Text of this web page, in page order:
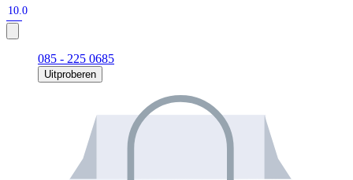
10.0
085 - 225 0685
Uitproberen